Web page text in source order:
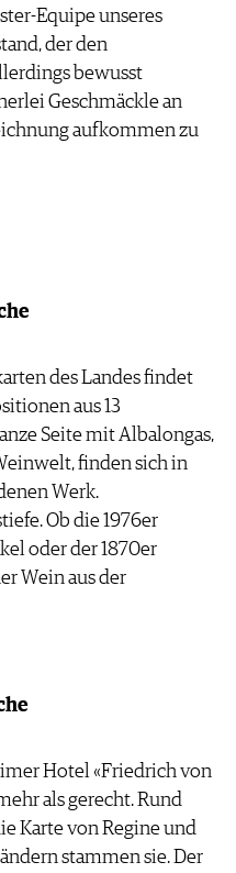
Equipe unseres
der den
bewusst
Geschmäckle an
aufkommen zu
des Landes findet
aus 13
Seite mit Albalongas,
finden sich in
Werk.
Ob die 1976er
oder der 1870er
Wein aus der
Hotel «Friedrich von
als gerecht. Rund
Karte von Regine und
stammen sie. Der